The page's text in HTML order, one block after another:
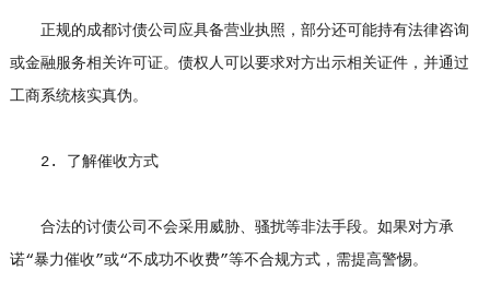
正规的成都讨债公司应具备营业执照，部分还可能持有法律咨询
或金融服务相关许可证。债权人可以要求对方出示相关证件，并通过
工商系统核实真伪。
2. 了解催收方式
合法的讨债公司不会采用威胁、骚扰等非法手段。如果对方承
诺“暴力催收”或“不成功不收费”等不合规方式，需提高警惕。